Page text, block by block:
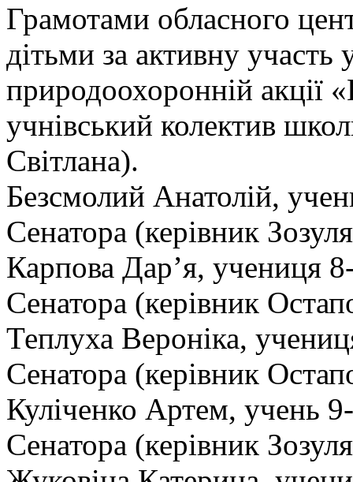
Грамотами обласного
дітьми за активну участь
природоохоронній акції
учнівський колектив
Світлана).
Безсмолий Анатолій,
Сенатора (керівник
Карпова Дар’я, учениця
Сенатора (керівник
Теплуха Вероніка,
Сенатора (керівник
Куліченко Артем, учень
Сенатора (керівник